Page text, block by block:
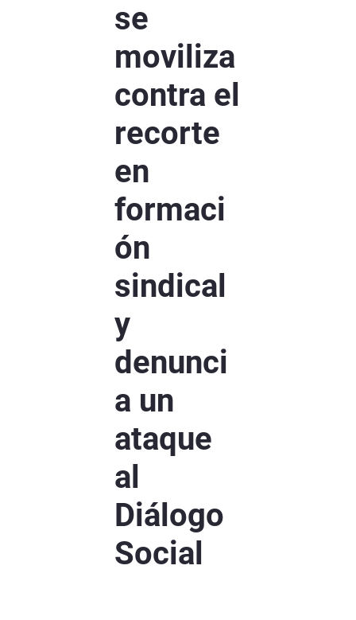
se
moviliza
contra el
recorte
en
formaci
ón
sindical
y
denunci
a un
ataque
al
Diálogo
Social